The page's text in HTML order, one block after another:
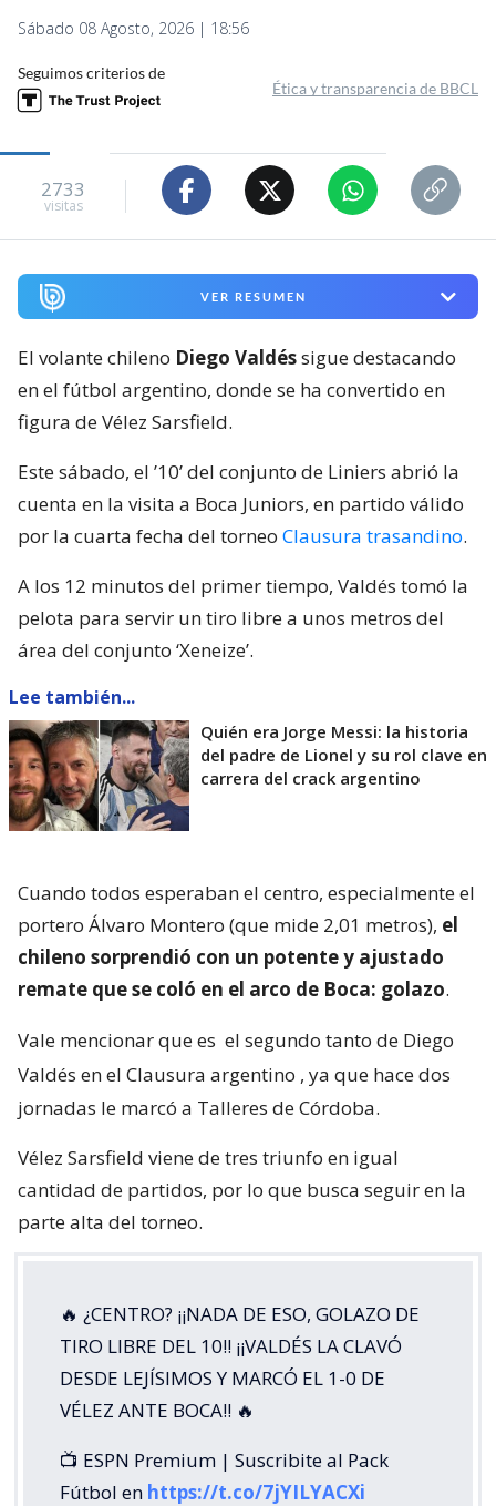
Sábado 08 Agosto, 2026 | 18:56
Seguimos criterios de
Ética y transparencia de BBCL
2733
visitas
VER RESUMEN
El volante chileno Diego Valdéssigue destacando
en el fútbol argentino, donde se ha convertido en
figura de Vélez Sarsfield.
Este sábado, el ’10’ del conjunto de Liniers abrió la
cuenta en la visita a Boca Juniors, en partido válido
por la cuarta fecha del torneo Clausura trasandino.
A los 12 minutos del primer tiempo, Valdés tomó la
pelota para servir un tiro libre a unos metros del
área del conjunto ‘Xeneize’.
Lee también...
Quién era Jorge Messi: la historia
del padre de Lionel y su rol clave en
carrera del crack argentino
Cuando todos esperaban el centro, especialmente el
portero Álvaro Montero (que mide 2,01 metros), el
chileno sorprendió con un potente y ajustado
remate que se coló en el arco de Boca: golazo.
Vale mencionar que es el segundo tanto de Diego
Valdés en el Clausura argentino , ya que hace dos
jornadas le marcó a Talleres de Córdoba.
Vélez Sarsfield viene de tres triunfo en igual
cantidad de partidos, por lo que busca seguir en la
parte alta del torneo.
🔥 ¿CENTRO? ¡¡NADA DE ESO, GOLAZO DE
TIRO LIBRE DEL 10!! ¡¡VALDÉS LA CLAVÓ
DESDE LEJÍSIMOS Y MARCÓ EL 1-0 DE
VÉLEZ ANTE BOCA!! 🔥
📺 ESPN Premium | Suscribite al Pack
Fútbol en https://t.co/7jYILYACXi